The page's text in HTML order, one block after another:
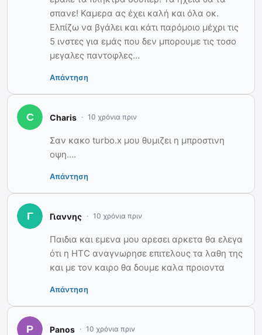
σπανε! Καμερα ας έχει καλή και όλα οκ.
Ελπίζω να βγάλει και κάτι παρόμοιο μέχρι τις
5 ινστες για εμάς που δεν μπορουμε τις τοσο
μεγαλες παντοφλες…
Απάντηση
Charis 10 χρόνια πριν
Σαν κακο turbo.x μου θυμιζει η μπροστινη
οψη….
Απάντηση
Γιαννης 10 χρόνια πριν
Παιδια και εμενα μου αρεσει αρκετα θα ελεγα
ότι η HTC αναγνωρησε επιτελους τα λαθη της
και με τον καιρο θα δουμε καλα προιοντα
Απάντηση
Panos 10 χρόνια πριν